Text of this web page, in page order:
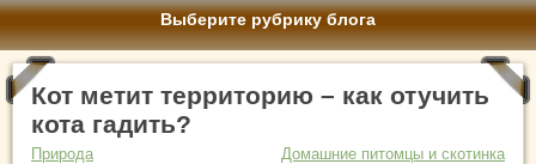
Выберите рубрику блога
Кот метит территорию – как отучить
кота гадить?
Природа
Домашние питомцы и скотинка